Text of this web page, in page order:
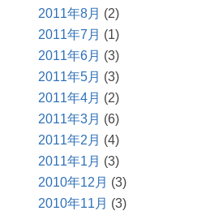
2011年8月 (2)
2011年7月 (1)
2011年6月 (3)
2011年5月 (3)
2011年4月 (2)
2011年3月 (6)
2011年2月 (4)
2011年1月 (3)
2010年12月 (3)
2010年11月 (3)